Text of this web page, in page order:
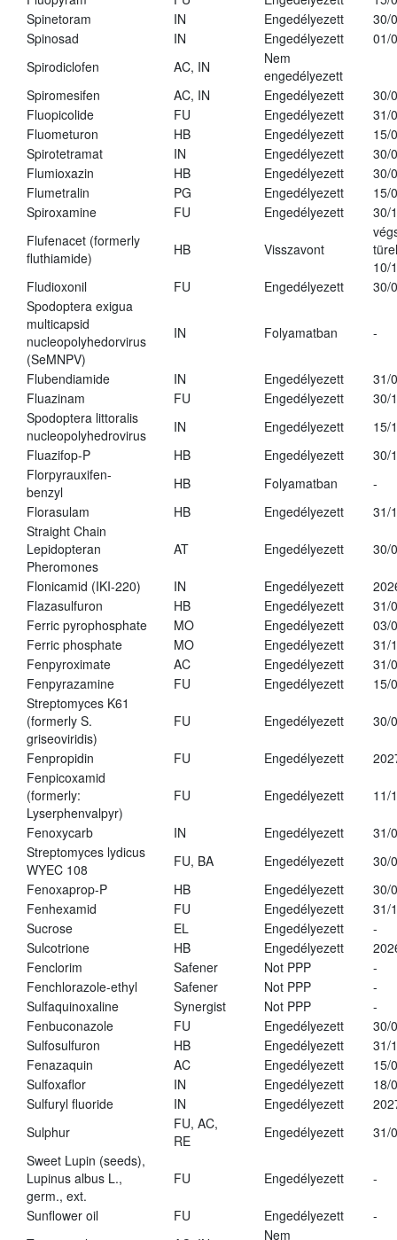
Spinetoram
IN Engedélyezett
30/
Spinosad
IN Engedélyezett
01/
Spirodiclofen
AC, IN
Nem
engedélyezett
Spiromesifen
AC, IN Engedélyezett
30/
Fluopicolide
FU Engedélyezett
31/
Fluometuron
HB Engedélyezett
15/
Spirotetramat
IN Engedélyezett
30/
Flumioxazin
HB Engedélyezett
30/
Flumetralin
PG Engedélyezett
15/
Spiroxamine
FU Engedélyezett
30/
Flufenacet (formerly
fluthiamide)
HB Visszavont
10/
Fludioxonil
FU Engedélyezett
30/
Spodoptera exigua
multicapsid
nucleopolyhedorvirus
(SeMNPV)
IN Folyamatban -
Flubendiamide IN Engedélyezett
31/
Fluazinam
FU Engedélyezett
30/
Spodoptera littoralis
nucleopolyhedrovirus
IN Engedélyezett
15/
Fluazifop-P
HB Engedélyezett
30/
Florpyrauxifen-
benzyl
HB Folyamatban
-
Florasulam
HB Engedélyezett
31/
Straight Chain
Lepidopteran
Pheromones
AT Engedélyezett 30/
Flonicamid (IKI-220) IN Engedélyezett
Flazasulfuron
HB Engedélyezett
31/
Ferric pyrophosphate
MO Engedélyezett
03/
Ferric phosphate
MO Engedélyezett
31/
Fenpyroximate
AC Engedélyezett
31/
Fenpyrazamine
FU Engedélyezett
15/
Streptomyces K61
(formerly S.
griseoviridis)
FU Engedélyezett 30/
Fenpropidin FU Engedélyezett
Fenpicoxamid
(formerly:
Lyserphenvalpyr)
FU Engedélyezett 11/
Fenoxycarb IN Engedélyezett
31/
Streptomyces lydicus
WYEC 108
FU, BA Engedélyezett
30/
Fenoxaprop-P
HB Engedélyezett
30/
Fenhexamid
FU Engedélyezett
31/
Sucrose
EL Engedélyezett
-
Sulcotrione
HB Engedélyezett
Fenclorim
Safener Not PPP
-
Fenchlorazole-ethyl
Safener Not PPP
-
Sulfaquinoxaline
Synergist Not PPP
-
Fenbuconazole
FU Engedélyezett
30/
Sulfosulfuron
HB Engedélyezett
31/
Fenazaquin
AC Engedélyezett
15/
Sulfoxaflor
IN Engedélyezett
18/
Sulfuryl fluoride
IN Engedélyezett
Sulphur
FU, AC,
RE
Engedélyezett
31/
Sweet Lupin (seeds),
Lupinus albus L.,
germ., ext.
FU Engedélyezett -
Sunflower oil FU Engedélyezett
-
Nem